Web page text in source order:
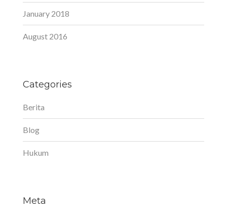
January 2018
August 2016
Categories
Berita
Blog
Hukum
Meta